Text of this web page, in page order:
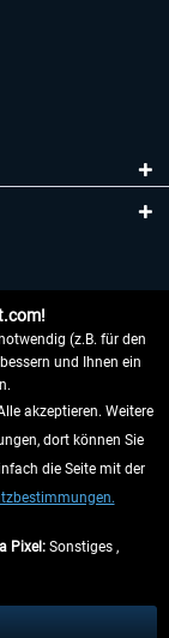
(z.B. für den
und Ihnen ein
akzeptieren. Weitere
dort können Sie
die Seite mit der
Pixel:Sonstiges ,